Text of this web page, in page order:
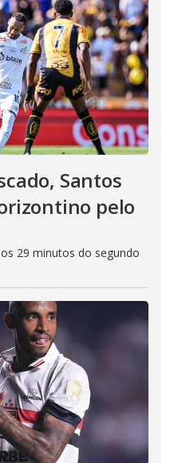
Santos
pelo
29 minutos do segundo